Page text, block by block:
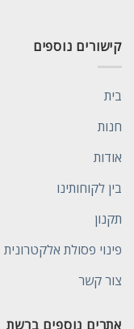
קישורים נוספים
בית
חנות
אודות
בין לקוחותינו
תקנון
פינוי פסולת אלקטרונית
צור קשר
אתרים נוספים ברשת